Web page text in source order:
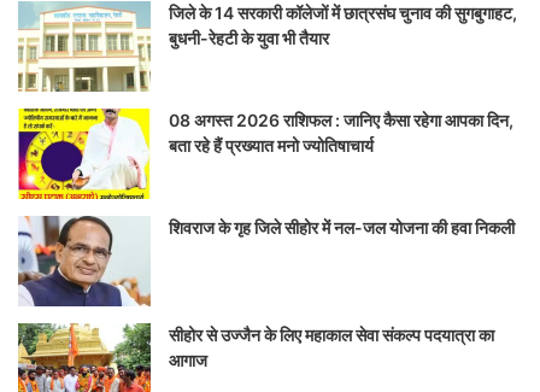
जिले के 14 सरकारी कॉलेजों में छात्रसंघ चुनाव की सुगबुगाहट,
बुधनी-रेहटी के युवा भी तैयार
08 अगस्त 2026 राशिफल : जानिए कैसा रहेगा आपका दिन,
बता रहे हैं प्रख्यात मनो ज्योतिषाचार्य
शिवराज के गृह जिले सीहोर में नल-जल योजना की हवा निकली
सीहोर से उज्जैन के लिए महाकाल सेवा संकल्प पदयात्रा का
आगाज